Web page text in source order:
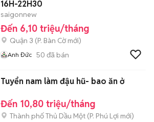
16H-22H30
saigonnew
Đến 6,10 triệu/tháng
Quận 3 (P. Bàn Cờmới)
Anh Đức 50 đã bán
Tuyển nam làm đậu hũ- bao ăn ở
Đến 10,80 triệu/tháng
Thành phố Thủ Dầu Một (P. Phú Lợi mới)